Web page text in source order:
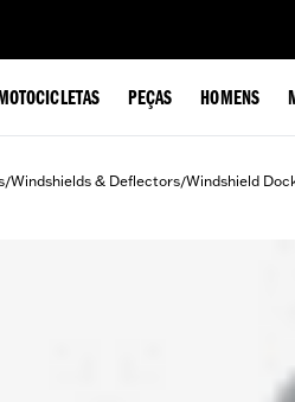
PEÇAS HOMENS
/Windshields & Deflectors/Windshield